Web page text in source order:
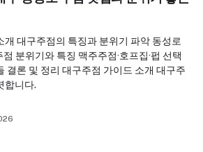
개 대구주점의 특징과 분위기 파악 동성로
분위기와 특징 맥주주점·호프집·펍 선택
결론 및 정리 대구주점 가이드 소개 대구주
합니다.